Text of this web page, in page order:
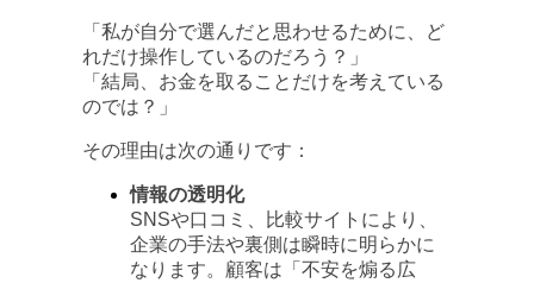
「私が自分で選んだと思わせるために、ど
れだけ操作しているのだろう？」
「結局、お金を取ることだけを考えている
のでは？」
その理由は次の通りです：
情報の透明化
SNSや口コミ、比較サイトにより、
企業の手法や裏側は瞬時に明らかに
なります。顧客は「不安を煽る広